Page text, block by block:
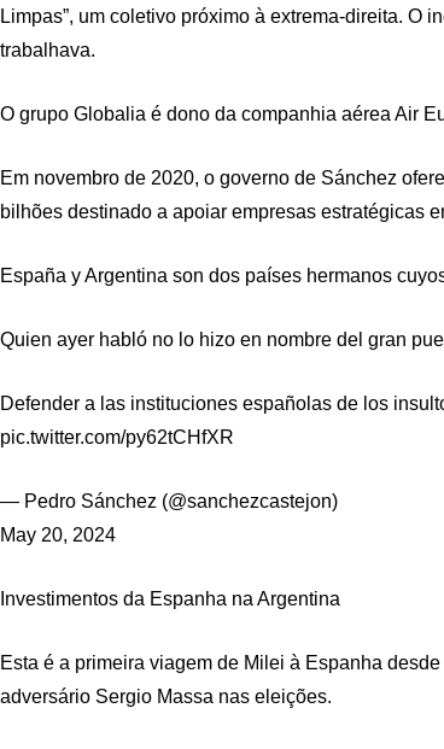
Limpas”, um coletivo próximo à extrema-direita. O
trabalhava.
O grupo Globalia é dono da companhia aérea Air
Em novembro de 2020, o governo de Sánchez
bilhões destinado a apoiar empresas estratégicas
España y Argentina son dos países hermanos
Quien ayer habló no lo hizo en nombre del gran
Defender a las instituciones españolas de los
pic.twitter.com/py62tCHfXR
— Pedro Sánchez (@sanchezcastejon)
May 20, 2024
Investimentos da Espanha na Argentina
Esta é a primeira viagem de Milei à Espanha
adversário Sergio Massa nas eleições.